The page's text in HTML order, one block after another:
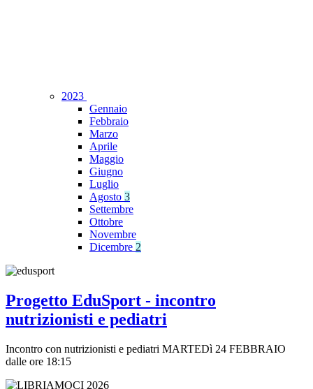
2023
Gennaio
Febbraio
Marzo
Aprile
Maggio
Giugno
Luglio
Agosto 3
Settembre
Ottobre
Novembre
Dicembre 2
Progetto EduSport - incontro
nutrizionisti e pediatri
Incontro con nutrizionisti e pediatri MARTEDì 24 FEBBRAIO
dalle ore 18:15